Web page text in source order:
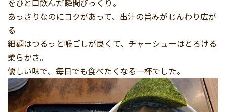
あっさりなのにコクがあって、出汁の旨みがじんわり広が
る
細麺はつるっと喉ごしが良くて、チャーシューはとろける
柔らかさ。
優しい味で、毎日でも食べたくなる一杯でした。